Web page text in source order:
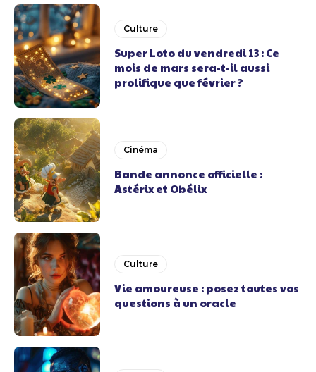
Culture
Super Loto du vendredi 13 : Ce
mois de mars sera-t-il aussi
prolifique que février ?
Cinéma
Bande annonce officielle :
Astérix et Obélix
Culture
Vie amoureuse : posez toutes vos
questions à un oracle